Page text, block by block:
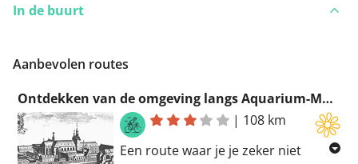
In de buurt
Aanbevolen routes
Ontdekken van de omgeving langs Aquarium-Muséum
| 108 km
Een route waar je je zeker niet